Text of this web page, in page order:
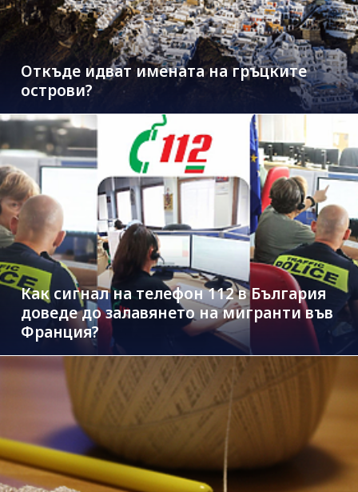
Откъде идват имената на гръцките
острови?
Как сигнал на телефон 112 в България
доведе до залавянето на мигранти във
Франция?